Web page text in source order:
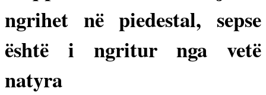
ngrihet në piedestal, sepse
është i ngritur nga vetë
natyra